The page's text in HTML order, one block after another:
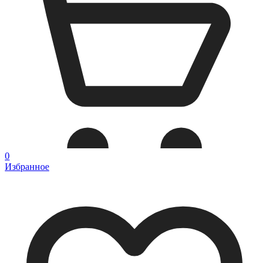
0
Избранное